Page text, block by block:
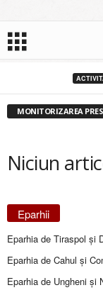
MONITORIZAREA
Niciun
Eparhii
Eparhia de Tiraspol și
Eparhia de Cahul și
Eparhia de Ungheni și